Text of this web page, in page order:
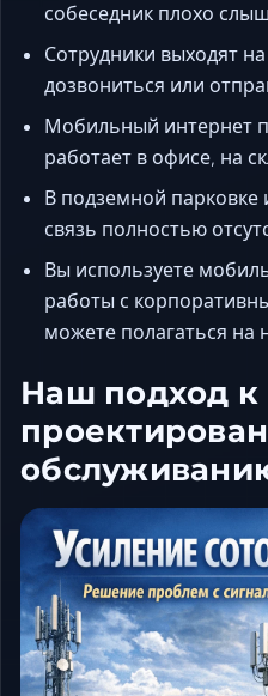
собеседник плохо
Сотрудники выходят
дозвониться или
Мобильный интернет
работает в офисе, на
В подземной парковке
связь полностью
Вы используете
работы с
можете полагаться на
Наш подход к